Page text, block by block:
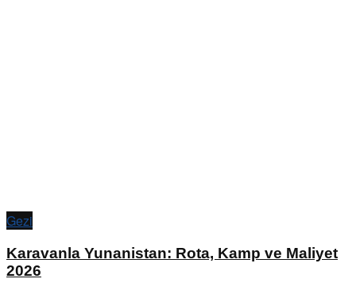
Gezi
Karavanla Yunanistan: Rota, Kamp ve Maliyet
2026